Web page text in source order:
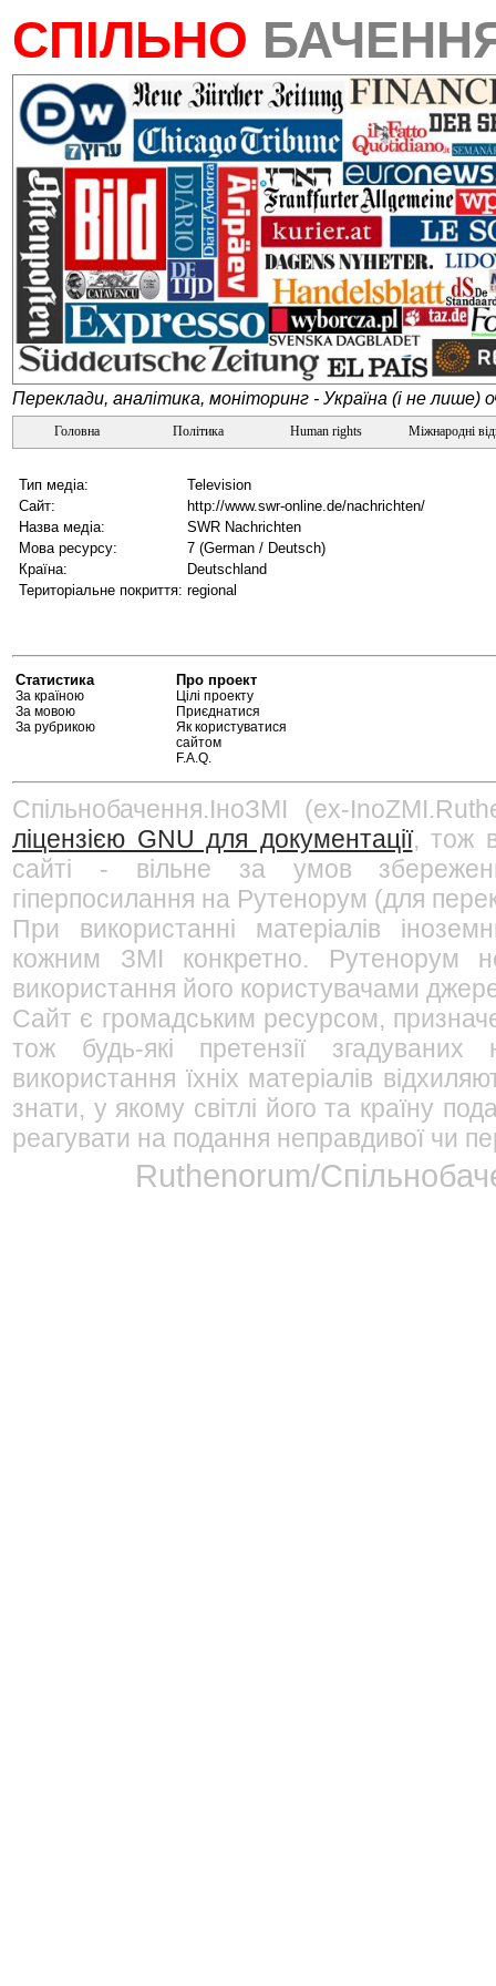
СПІЛЬНО
Переклади, аналітика, моніторинг - Україна (і не лише)
Головна Політика Human rights Міжнародні
Тип медіа:
Television
Сайт:
http://www.swr-online.de/nachrichten/
Назва медіа:
SWR Nachrichten
Мова ресурсу:
7 (German / Deutsch)
Країна:
Deutschland
Територіальне покриття: regional
Статистика
За країною
За мовою
За рубрикою
Про проект
Цілі проекту
Приєднатися
Як користуватися
сайтом
F.A.Q.
Спільнобачення.ІноЗМІ (ex-
ліцензією GNU для документації, тож
сайті - вільне за умов
гіперпосилання на Рутенорум (для
При використанні матеріалів
кожним ЗМІ конкретно. Рутенорум
використання його користувачами
Сайт є громадським ресурсом,
тож будь-які претензії
використання їхніх матеріалів
знати, у якому світлі його та країну
реагувати на подання неправдивої чи
Ruthenorum/